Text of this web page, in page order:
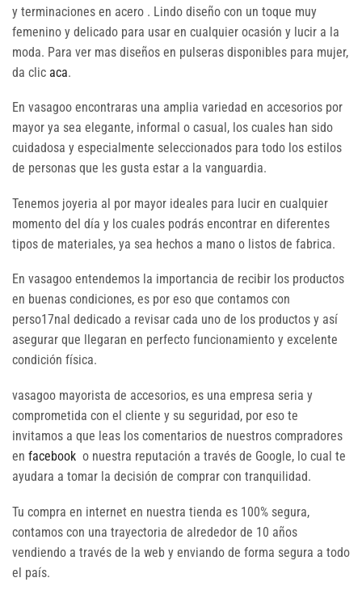
y terminaciones en acero . Lindo diseño con un toque muy
femenino y delicado para usar en cualquier ocasión y lucir a la
moda. Para ver mas diseños en pulseras disponibles para mujer,
da clic aca.
En vasagoo encontraras una amplia variedad en accesorios por
mayor ya sea elegante, informal o casual, los cuales han sido
cuidadosa y especialmente seleccionados para todo los estilos
de personas que les gusta estar a la vanguardia.
Tenemos joyeria al por mayor ideales para lucir en cualquier
momento del día y los cuales podrás encontrar en diferentes
tipos de materiales, ya sea hechos a mano o listos de fabrica.
En vasagoo entendemos la importancia de recibir los productos
en buenas condiciones, es por eso que contamos con
perso17nal dedicado a revisar cada uno de los productos y así
asegurar que llegaran en perfecto funcionamiento y excelente
condición física.
vasagoo mayorista de accesorios, es una empresa seria y
comprometida con el cliente y su seguridad, por eso te
invitamos a que leas los comentarios de nuestros compradores
en facebook o nuestra reputación a través de Google, lo cual te
ayudara a tomar la decisión de comprar con tranquilidad.
Tu compra en internet en nuestra tienda es 100% segura,
contamos con una trayectoria de alrededor de 10 años
vendiendo a través de la web y enviando de forma segura a todo
el país.